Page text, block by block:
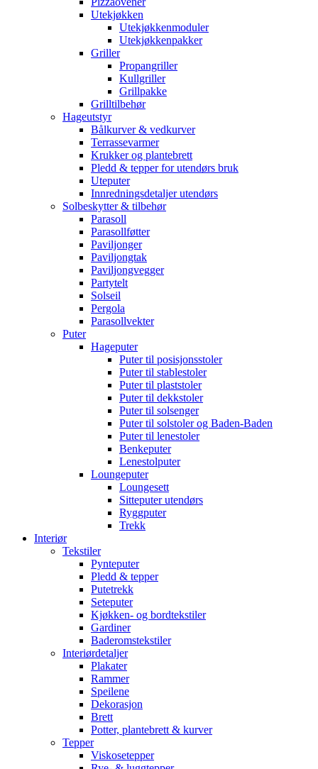
Utekjøkken
Utekjøkkenmoduler
Utekjøkkenpakker
Griller
Propangriller
Kullgriller
Grillpakke
Grilltilbehør
Hageutstyr
Bålkurver & vedkurver
Terrassevarmer
Krukker og plantebrett
Pledd & tepper for utendørs bruk
Uteputer
Innredningsdetaljer utendørs
Solbeskytter & tilbehør
Parasoll
Parasollføtter
Paviljonger
Paviljongtak
Paviljongvegger
Partytelt
Solseil
Pergola
Parasollvekter
Puter
Hageputer
Puter til posisjonsstoler
Puter til stablestoler
Puter til plaststoler
Puter til dekkstoler
Puter til solsenger
Puter til solstoler og Baden-Baden
Puter til lenestoler
Benkeputer
Lenestolputer
Loungeputer
Loungesett
Sitteputer utendørs
Ryggputer
Trekk
Interiør
Tekstiler
Pynteputer
Pledd & tepper
Putetrekk
Seteputer
Kjøkken- og bordtekstiler
Gardiner
Baderomstekstiler
Interiørdetaljer
Plakater
Rammer
Speilene
Dekorasjon
Brett
Potter, plantebrett & kurver
Tepper
Viskosetepper